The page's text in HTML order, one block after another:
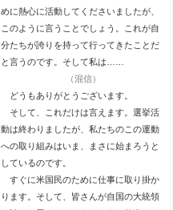
めに熱心に活動してくださいましたが、
このように言うことでしょう。これが自
分たちが誇りを持って行ってきたことだ
と言うのです。そして私は……
（混信）
どうもありがとうございます。
そして、これだけは言えます。選挙活
動は終わりましたが、私たちのこの運動
への取り組みはいま、まさに始まろうと
しているのです。
すぐに米国民のために仕事に取り掛か
ります。そして、皆さんが自国の大統領